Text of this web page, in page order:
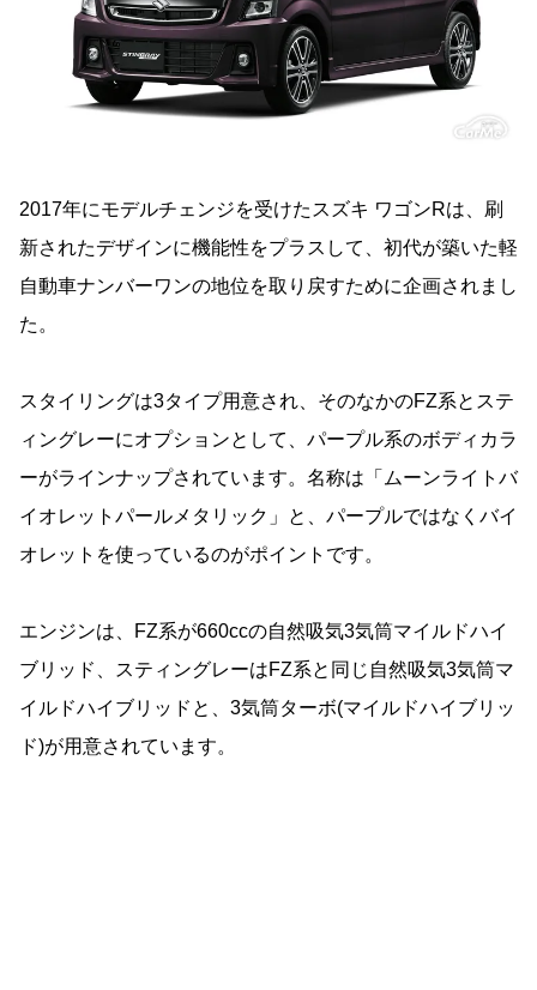
2017年にモデルチェンジを受けたスズキ ワゴンRは、刷
新されたデザインに機能性をプラスして、初代が築いた軽
自動車ナンバーワンの地位を取り戻すために企画されまし
た。
スタイリングは3タイプ用意され、そのなかのFZ系とステ
ィングレーにオプションとして、パープル系のボディカラ
ーがラインナップされています。名称は「ムーンライトバ
イオレットパールメタリック」と、パープルではなくバイ
オレットを使っているのがポイントです。
エンジンは、FZ系が660ccの自然吸気3気筒マイルドハイ
ブリッド、スティングレーはFZ系と同じ自然吸気3気筒マ
イルドハイブリッドと、3気筒ターボ(マイルドハイブリッ
ド)が用意されています。